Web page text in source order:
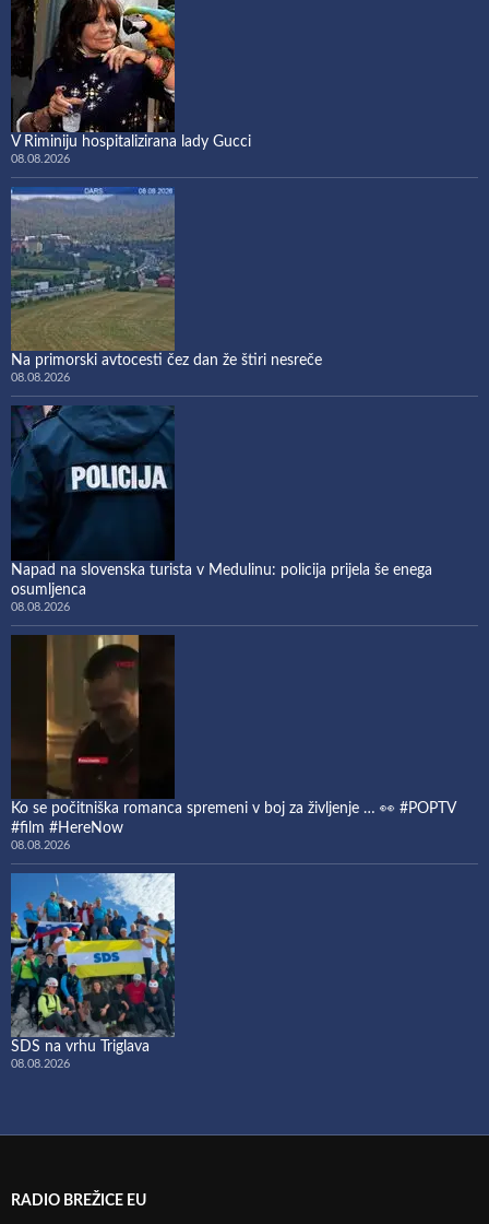
V Riminiju hospitalizirana lady Gucci
08.08.2026
Na primorski avtocesti čez dan že štiri nesreče
08.08.2026
Napad na slovenska turista v Medulinu: policija prijela še enega
osumljenca
08.08.2026
Ko se počitniška romanca spremeni v boj za življenje … 👀 #POPTV
#film #HereNow
08.08.2026
SDS na vrhu Triglava
08.08.2026
RADIO BREŽICE EU